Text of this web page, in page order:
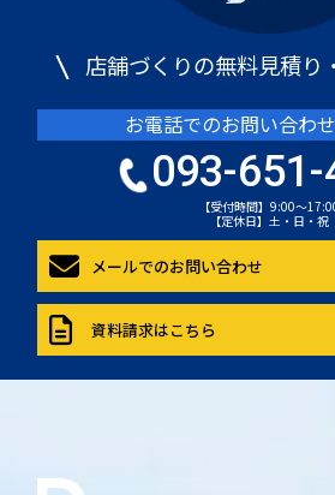
店舗づくりの無料見積り
お電話でのお問い合わ
093-
【受付時間】9:00～
【定休日】土・日・祝
メールでのお問い合わせ
資料請求はこちら